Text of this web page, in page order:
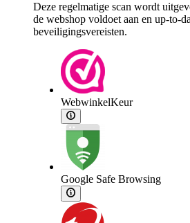
Deze regelmatige scan wordt
de webshop voldoet aan en up-to-
beveiligingsvereisten.
WebwinkelKeur
Google Safe Browsing